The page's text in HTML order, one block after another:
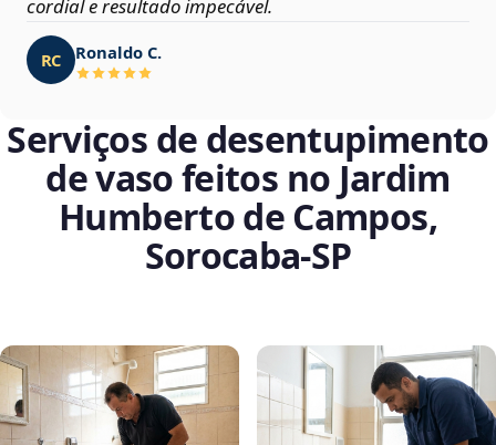
cordial e resultado impecável.
RC Ronaldo C.
Serviços de desentupimento
de vaso feitos no Jardim
Humberto de Campos,
Sorocaba‑SP